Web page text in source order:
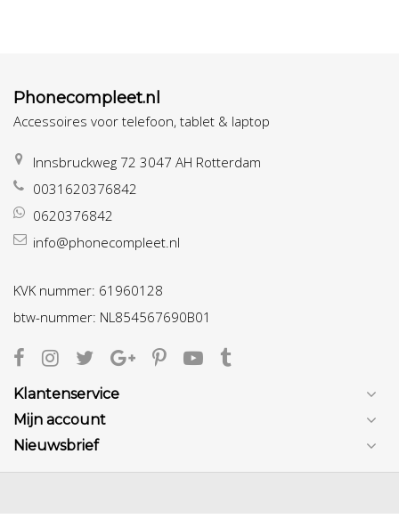
Phonecompleet.nl
Accessoires voor telefoon, tablet & laptop
Innsbruckweg 72 3047 AH Rotterdam
0031620376842
0620376842
info@phonecompleet.nl
KVK nummer: 61960128
btw-nummer: NL854567690B01
Klantenservice
Mijn account
Nieuwsbrief